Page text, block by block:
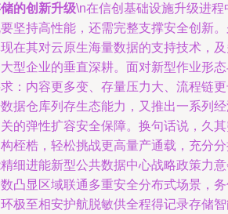
的创新升级\n在信创基础设施升级进
坚持高性能，还需完整支撑安全创新
在其对云原生海量数据的支持技术，
型企业的垂直深耕。面对新型作业形
：内容更多变、存量压力大、流程链
据仓库列存生态能力，又推出一系列
的弹性扩容安全保障。换句话说，久
桎梏，轻松挑战更高量产通载，充分
细进能新型公共数据中心战略政策力
凸显区域联通多重安全分布式场景，
极至相安护航脱敏供全程得记录存储